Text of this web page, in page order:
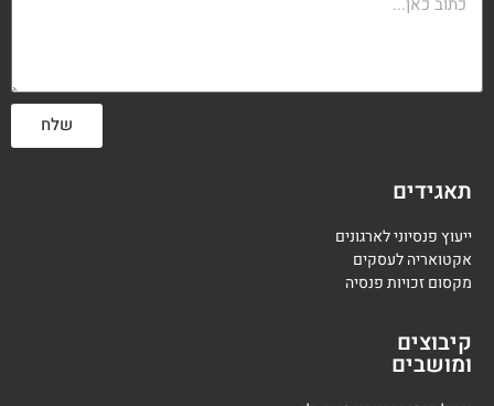
שלח
תאגידים
ייעוץ פנסיוני לארגונים
אקטואריה לעסקים
מקסום זכויות פנסיה
קיבוצים
ומושבים